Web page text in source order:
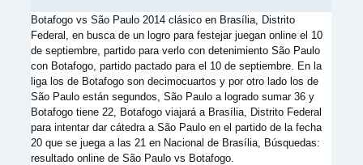
Botafogo vs São Paulo 2014 clásico en Brasília, Distrito
Federal, en busca de un logro para festejar juegan online el 10
de septiembre, partido para verlo con detenimiento São Paulo
con Botafogo, partido pactado para el 10 de septiembre. En la
liga los de Botafogo son decimocuartos y por otro lado los de
São Paulo están segundos, São Paulo a logrado sumar 36 y
Botafogo tiene 22, Botafogo viajará a Brasília, Distrito Federal
para intentar dar cátedra a São Paulo en el partido de la fecha
20 que se juega a las 21 en Nacional de Brasília, Búsquedas:
resultado online de São Paulo vs Botafogo.